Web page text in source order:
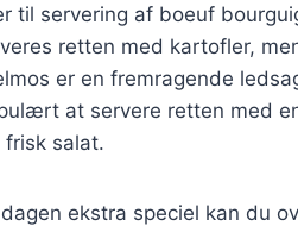
til servering af boeuf
retten med kartofler,
er en fremragende
at servere retten med
frisk salat.
ekstra speciel kan du